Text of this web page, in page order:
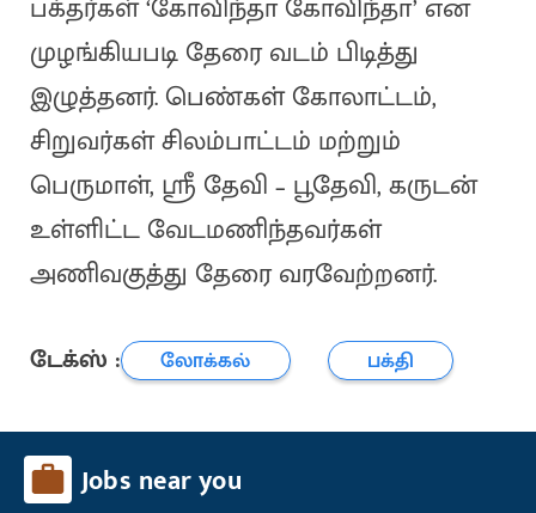
பக்தர்கள் ‘கோவிந்தா கோவிந்தா’ என
முழங்கியபடி தேரை வடம் பிடித்து
இழுத்தனர். பெண்கள் கோலாட்டம்,
சிறுவர்கள் சிலம்பாட்டம் மற்றும்
பெருமாள், ஸ்ரீ தேவி – பூதேவி, கருடன்
உள்ளிட்ட வேடமணிந்தவர்கள்
அணிவகுத்து தேரை வரவேற்றனர்.
டேக்ஸ் : லோக்கல் பக்தி
Jobs near you